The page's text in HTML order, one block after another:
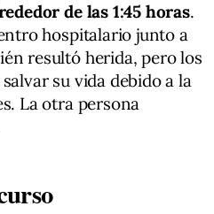
de las 1:45 horas.
hospitalario junto a
resultó herida, pero los
su vida debido a la
La otra persona